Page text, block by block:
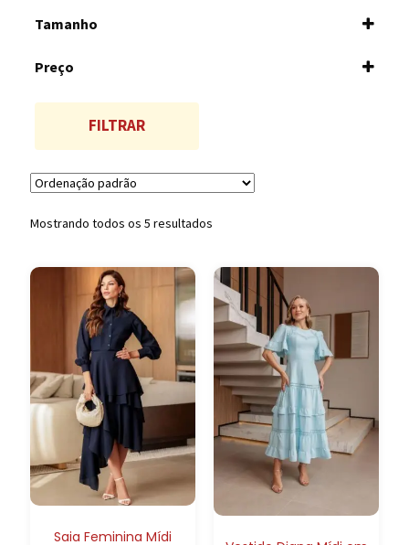
AZUL CLARO
Tamanho
M/40
GG/44
Preço
FILTRAR
Mostrando todos os 5 resultados
Saia Feminina Mídi